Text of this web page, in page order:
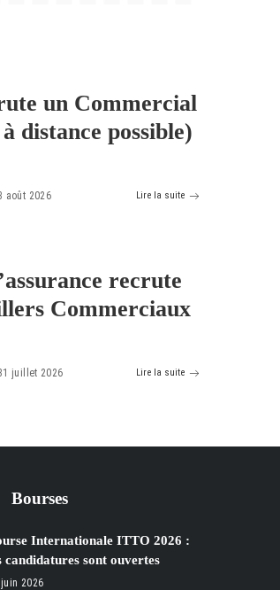
un Commercial
distance possible)
août 2026 Lire la suite
recrute
Commerciaux
juillet 2026 Lire la suite
Bourses
Internationale ITTO 2026 :
candidatures sont ouvertes
2026